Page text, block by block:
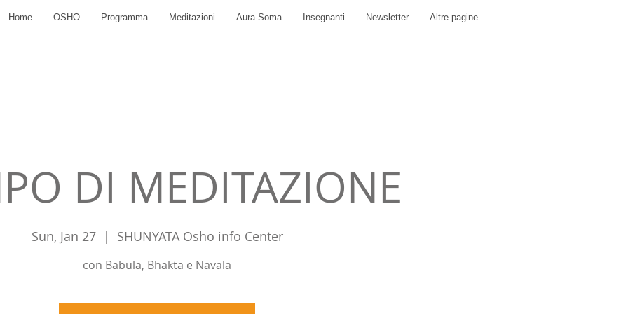
Home OSHO Programma Meditazioni Aura-Soma Insegnanti Newsletter Altre pagine
DI MEDITAZIONE
Sun, Jan 27
  |
SHUNYATA Osho info Center
con Babula, Bhakta e Navala